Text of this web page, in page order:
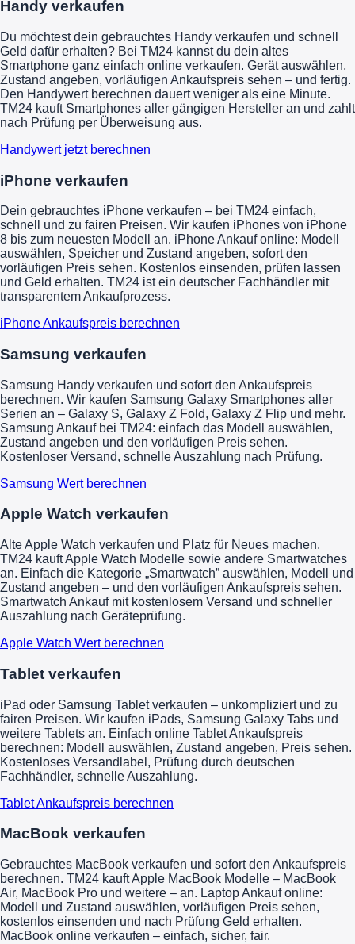
Handy verkaufen
Du möchtest dein gebrauchtes Handy verkaufen und schnell
Geld dafür erhalten? Bei TM24 kannst du dein altes
Smartphone ganz einfach online verkaufen. Gerät auswählen,
Zustand angeben, vorläufigen Ankaufspreis sehen – und fertig.
Den Handywert berechnen dauert weniger als eine Minute.
TM24 kauft Smartphones aller gängigen Hersteller an und zahlt
nach Prüfung per Überweisung aus.
Handywert jetzt berechnen
iPhone verkaufen
Dein gebrauchtes iPhone verkaufen – bei TM24 einfach,
schnell und zu fairen Preisen. Wir kaufen iPhones von iPhone
8 bis zum neuesten Modell an. iPhone Ankauf online: Modell
auswählen, Speicher und Zustand angeben, sofort den
vorläufigen Preis sehen. Kostenlos einsenden, prüfen lassen
und Geld erhalten. TM24 ist ein deutscher Fachhändler mit
transparentem Ankaufprozess.
iPhone Ankaufspreis berechnen
Samsung verkaufen
Samsung Handy verkaufen und sofort den Ankaufspreis
berechnen. Wir kaufen Samsung Galaxy Smartphones aller
Serien an – Galaxy S, Galaxy Z Fold, Galaxy Z Flip und mehr.
Samsung Ankauf bei TM24: einfach das Modell auswählen,
Zustand angeben und den vorläufigen Preis sehen.
Kostenloser Versand, schnelle Auszahlung nach Prüfung.
Samsung Wert berechnen
Apple Watch verkaufen
Alte Apple Watch verkaufen und Platz für Neues machen.
TM24 kauft Apple Watch Modelle sowie andere Smartwatches
an. Einfach die Kategorie „Smartwatch” auswählen, Modell und
Zustand angeben – und den vorläufigen Ankaufspreis sehen.
Smartwatch Ankauf mit kostenlosem Versand und schneller
Auszahlung nach Geräteprüfung.
Apple Watch Wert berechnen
Tablet verkaufen
iPad oder Samsung Tablet verkaufen – unkompliziert und zu
fairen Preisen. Wir kaufen iPads, Samsung Galaxy Tabs und
weitere Tablets an. Einfach online Tablet Ankaufspreis
berechnen: Modell auswählen, Zustand angeben, Preis sehen.
Kostenloses Versandlabel, Prüfung durch deutschen
Fachhändler, schnelle Auszahlung.
Tablet Ankaufspreis berechnen
MacBook verkaufen
Gebrauchtes MacBook verkaufen und sofort den Ankaufspreis
berechnen. TM24 kauft Apple MacBook Modelle – MacBook
Air, MacBook Pro und weitere – an. Laptop Ankauf online:
Modell und Zustand auswählen, vorläufigen Preis sehen,
kostenlos einsenden und nach Prüfung Geld erhalten.
MacBook online verkaufen – einfach, sicher, fair.